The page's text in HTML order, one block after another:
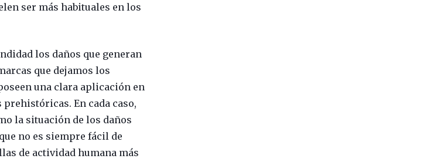
ser más habituales en los
los daños que generan
que dejamos los
una clara aplicación en
En cada caso,
la situación de los daños
no es siempre fácil de
de actividad humana más